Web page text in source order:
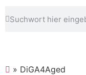
» DiGA4Aged